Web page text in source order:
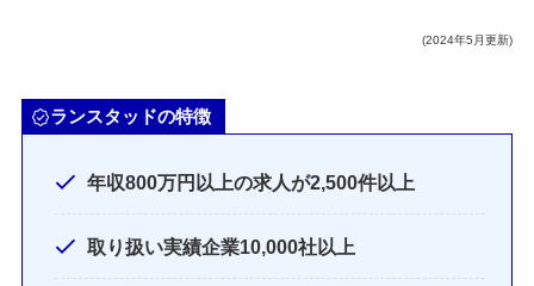
(2024年5月更新)
ランスタッドの特徴
年収800万円以上の求人が2,500件以上
取り扱い実績企業10,000社以上